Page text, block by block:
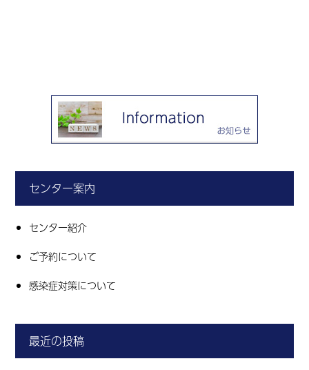
センター案内
センター紹介
ご予約について
感染症対策について
最近の投稿